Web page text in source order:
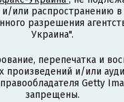
или распространению
разрешения
Украина".
перепечатка и
произведений и/или
Getty
запрещены.